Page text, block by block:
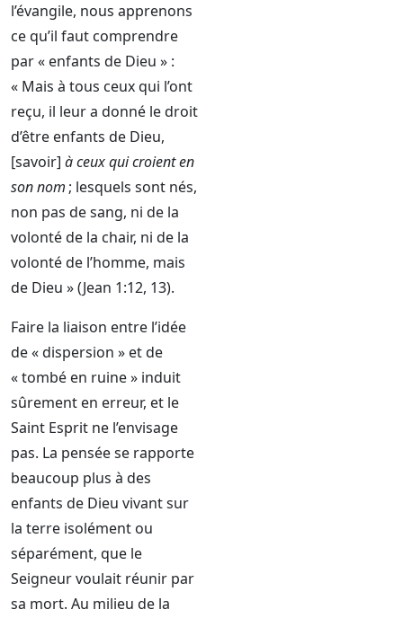
l’évangile, nous apprenons
ce qu’il faut comprendre
par « enfants de Dieu » :
« Mais à tous ceux qui l’ont
reçu, il leur a donné le droit
d’être enfants de Dieu,
[savoir] à ceux qui croient en
son nom ; lesquels sont nés,
non pas de sang, ni de la
volonté de la chair, ni de la
volonté de l’homme, mais
de Dieu » (Jean 1:12, 13).
Faire la liaison entre l’idée
de « dispersion » et de
« tombé en ruine » induit
sûrement en erreur, et le
Saint Esprit ne l’envisage
pas. La pensée se rapporte
beaucoup plus à des
enfants de Dieu vivant sur
la terre isolément ou
séparément, que le
Seigneur voulait réunir par
sa mort. Au milieu de la